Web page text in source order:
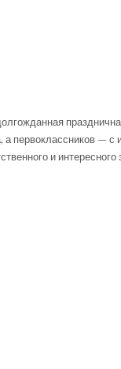
а первоклассников —
и